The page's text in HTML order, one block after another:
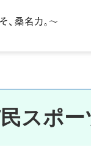
、桑名力。
スポ